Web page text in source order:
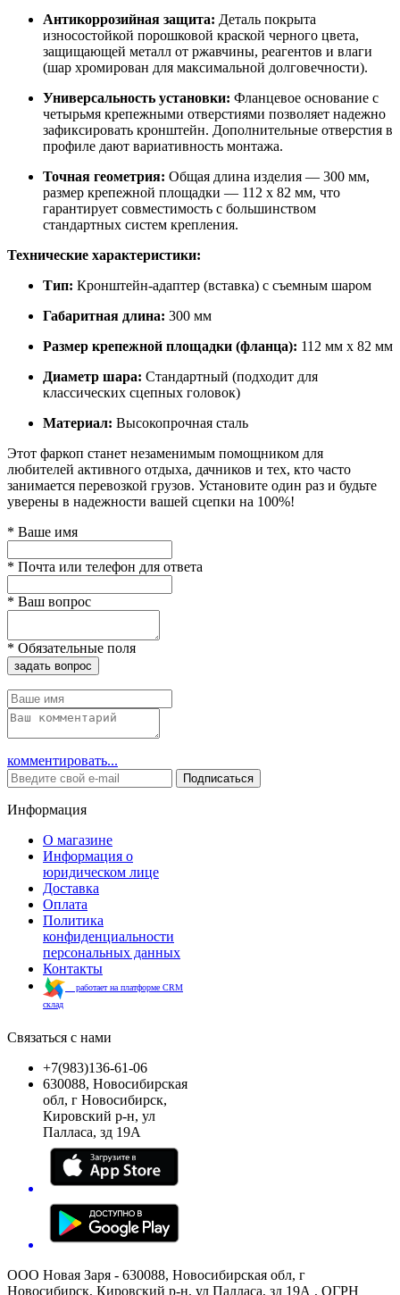
Антикоррозийная защита: Деталь покрыта
износостойкой порошковой краской черного цвета,
защищающей металл от ржавчины, реагентов и влаги
(шар хромирован для максимальной долговечности).
Универсальность установки: Фланцевое основание с
четырьмя крепежными отверстиями позволяет надежно
зафиксировать кронштейн. Дополнительные отверстия в
профиле дают вариативность монтажа.
Точная геометрия: Общая длина изделия — 300 мм,
размер крепежной площадки — 112 х 82 мм, что
гарантирует совместимость с большинством
стандартных систем крепления.
Технические характеристики:
Тип: Кронштейн-адаптер (вставка) с съемным шаром
Габаритная длина: 300 мм
Размер крепежной площадки (фланца): 112 мм х 82 мм
Диаметр шара: Стандартный (подходит для
классических сцепных головок)
Материал: Высокопрочная сталь
Этот фаркоп станет незаменимым помощником для
любителей активного отдыха, дачников и тех, кто часто
занимается перевозкой грузов. Установите один раз и будьте
уверены в надежности вашей сцепки на 100%!
* Ваше имя
* Почта или телефон для ответа
* Ваш вопрос
* Обязательные поля
задать вопрос
комментировать...
Подписаться
Информация
О магазине
Информация о
юридическом лице
Доставка
Оплата
Политика
конфиденциальности
персональных данных
Контакты
работает на платформе CRM
склад
Связаться с нами
+7(983)136-61-06
630088, Новосибирская
обл, г Новосибирск,
Кировский р-н, ул
Палласа, зд 19А
ООО Новая Заря - 630088, Новосибирская обл, г
Новосибирск, Кировский р-н, ул Палласа, зд 19А , ОГРН